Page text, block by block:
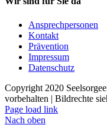
Ansprechpersonen
Kontakt
Prävention
Impressum
Datenschutz
Copyright 2020
vorbehalten | Bildrechte
Page load link
Nach oben